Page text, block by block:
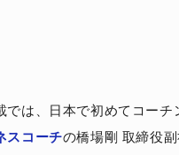
では、日本で初めてコーチ
スコーチの橋場剛 取締役